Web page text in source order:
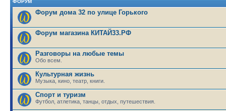
ФОРУМ
Форум дома 32 по улице Горького
Форум магазина КИТАЙ33.РФ
Разговоры на любые темы
Обо всем.
Культурная жизнь
Музыка, кино, театр, книги.
Спорт и туризм
Футбол, атлетика, танцы, отдых, путешествия.